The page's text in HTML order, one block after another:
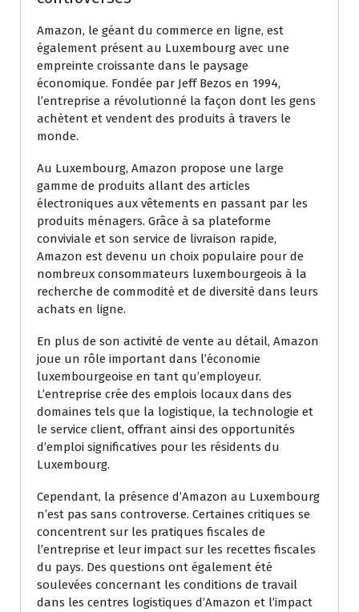
Amazon, le géant du commerce en ligne, est
également présent au Luxembourg avec une
empreinte croissante dans le paysage
économique. Fondée par Jeff Bezos en 1994,
l’entreprise a révolutionné la façon dont les gens
achètent et vendent des produits à travers le
monde.
Au Luxembourg, Amazon propose une large
gamme de produits allant des articles
électroniques aux vêtements en passant par les
produits ménagers. Grâce à sa plateforme
conviviale et son service de livraison rapide,
Amazon est devenu un choix populaire pour de
nombreux consommateurs luxembourgeois à la
recherche de commodité et de diversité dans leurs
achats en ligne.
En plus de son activité de vente au détail, Amazon
joue un rôle important dans l’économie
luxembourgeoise en tant qu’employeur.
L’entreprise crée des emplois locaux dans des
domaines tels que la logistique, la technologie et
le service client, offrant ainsi des opportunités
d’emploi significatives pour les résidents du
Luxembourg.
Cependant, la présence d’Amazon au Luxembourg
n’est pas sans controverse. Certaines critiques se
concentrent sur les pratiques fiscales de
l’entreprise et leur impact sur les recettes fiscales
du pays. Des questions ont également été
soulevées concernant les conditions de travail
dans les centres logistiques d’Amazon et l’impact